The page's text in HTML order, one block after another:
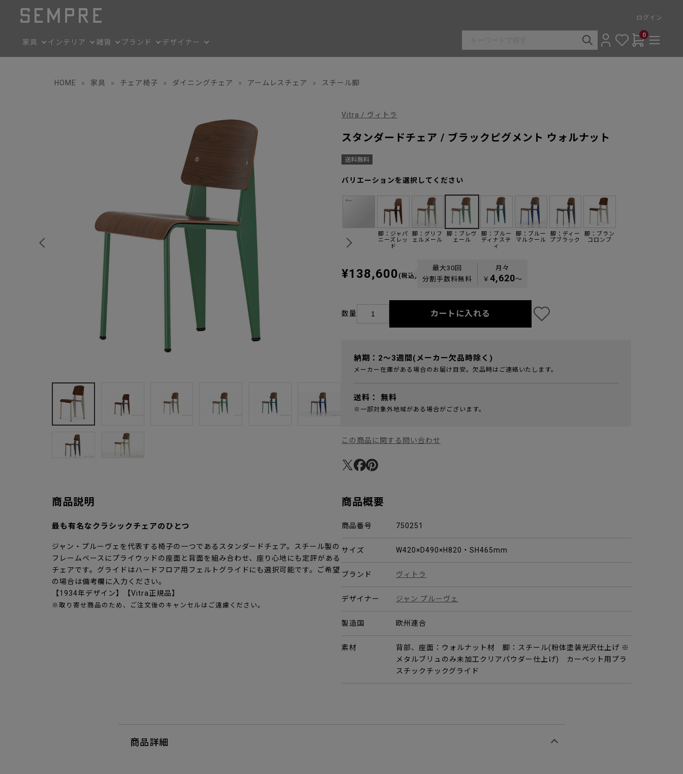
ログイン
家具 インテリア 雑貨 ブランド デザイナー
0
HOME » 家具 » チェア椅子 » ダイニングチェア » アームレスチェア » スチール脚
Vitra / ヴィトラ
スタンダードチェア / ブラックピグメント ウォルナット
バリエーションを選択してください
脚：ジャパ
ニーズレッ
ド
脚：グリフ
ェルメール
脚：ブレヴ
ェール
脚：ブルー
ディナステ
ィ
脚：ブルー
マルクール
脚：ディー
プブラック
脚：ブラン
コロンブ
¥138,600 (税込)
最大30回
分割手数料無料
月々
￥ 4,620〜
数量 カートに入れる
納期：2～3週間(メーカー欠品時除く)
メーカー在庫がある場合のお届け目安。欠品時はご連絡いたします。
送料： 無料
※一部対象外地域がある場合がございます。
この商品に関する問い合わせ
商品説明
最も有名なクラシックチェアのひとつ
ジャン・プルーヴェを代表する椅子の一つであるスタンダードチェア。スチール製の
フレームベースにプライウッドの座面と背面を組み合わせ、座り心地にも定評がある
チェアです。グライドはハードフロア用フェルトグライドにも選択可能です。ご希望
の場合は備考欄に入力ください。
【1934年デザイン】【Vitra正規品】
※取り寄せ商品のため、ご注文後のキャンセルはご遠慮ください。
商品概要
商品番号 750251
サイズ W420×D490×H820・SH465mm
ブランド ヴィトラ
デザイナー ジャン プルーヴェ
製造国 欧州連合
素材
背部、座面：ウォルナット材 脚：スチール(粉体塗装光沢仕上げ ※
メタルブリュのみ未加工クリアパウダー仕上げ) カーペット用プラ
スチックチックグライド
商品詳細